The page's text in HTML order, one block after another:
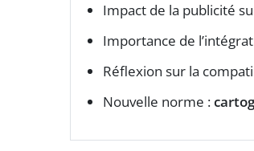
Impact de la publicité
Importance de
Réflexion sur la
Nouvelle norme :